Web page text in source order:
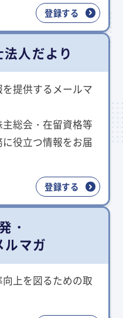
登録する
人だより
提供するメールマ
総会・在留資格等
役立つ情報をお届
登録する
・
ルマガ
上を図るための取